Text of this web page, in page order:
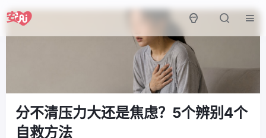
分不清压力大还是焦虑？5个辨别4个
自救方法